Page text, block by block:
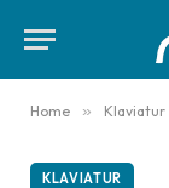
Home » Klaviatur
KLAVIATUR